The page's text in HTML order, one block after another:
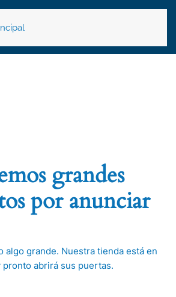
grandes
por anunciar
algo grande. Nuestra tienda está en
pronto abrirá sus puertas.